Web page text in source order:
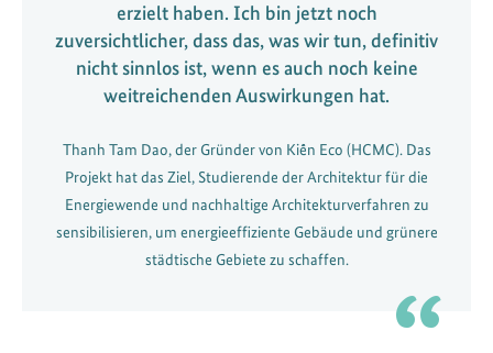
erzielt haben. Ich bin jetzt noch
zuversichtlicher, dass das, was wir tun, definitiv
nicht sinnlos ist, wenn es auch noch keine
weitreichenden Auswirkungen hat.
Thanh Tam Dao, der Gründer von Kiến Eco (HCMC). Das
Projekt hat das Ziel, Studierende der Architektur für die
Energiewende und nachhaltige Architekturverfahren zu
sensibilisieren, um energieeffiziente Gebäude und grünere
städtische Gebiete zu schaffen.